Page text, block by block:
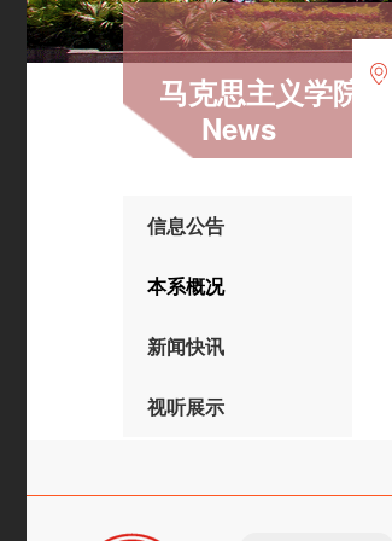
马克思主义学院
News
信息公告
本系概况
新闻快讯
视听展示